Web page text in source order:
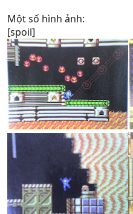
Một số hình ảnh:
[spoil]